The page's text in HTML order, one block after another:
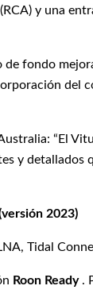
y una
fondo
del
“El
y detallados
2023)
Tidal
Roon Ready.